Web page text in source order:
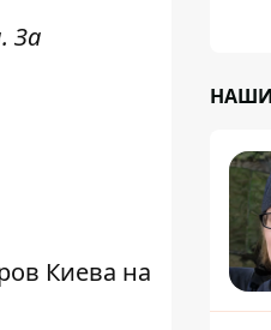
За
Киева на